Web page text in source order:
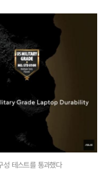
테스트를 통과했다